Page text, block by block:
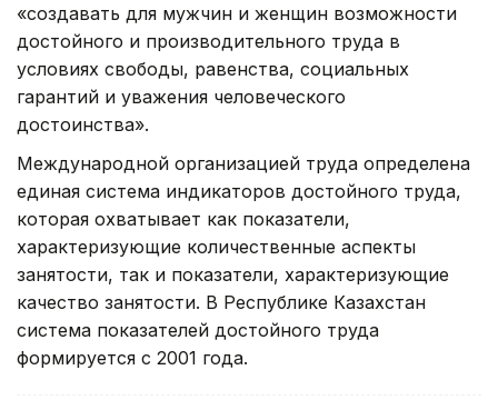
«создавать для мужчин и женщин возможности
достойного и производительного труда в
условиях свободы, равенства, социальных
гарантий и уважения человеческого
достоинства».
Международной организацией труда определена
единая система индикаторов достойного труда,
которая охватывает как показатели,
характеризующие количественные аспекты
занятости, так и показатели, характеризующие
качество занятости. В Республике Казахстан
система показателей достойного труда
формируется с 2001 года.